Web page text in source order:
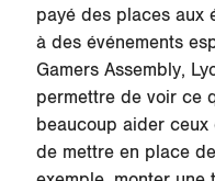
payé des places aux
à des événements
Gamers Assembly,
permettre de voir ce
beaucoup aider ceux
de mettre en place